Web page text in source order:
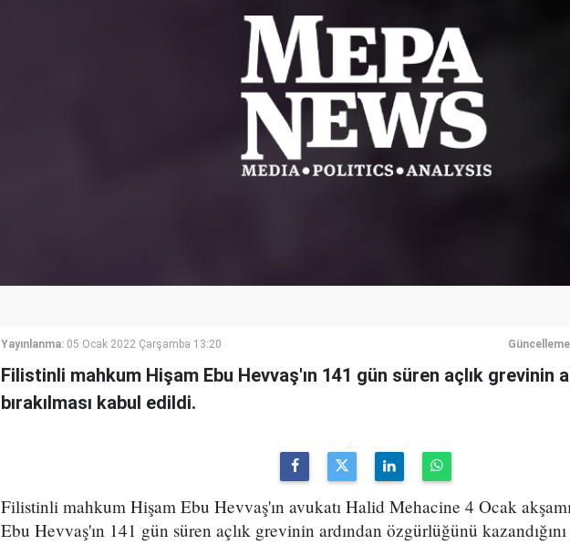
Yayınlanma: 05 Ocak 2022 Çarşamba 13:20
Filistinli mahkum Hişam Ebu Hevvaş'ın 141 gün süren açlık grevinin
bırakılması kabul edildi.
Filistinli mahkum Hişam Ebu Hevvaş'ın avukatı Halid Mehacine 4 Ocak akşamı
Ebu Hevvaş'ın 141 gün süren açlık grevinin ardından özgürlüğünü